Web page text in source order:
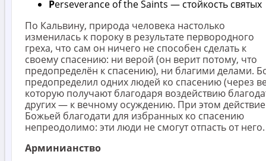
Perseverance of the Saints — стойкость святых
По Кальвину, природа человека настолько
изменилась к пороку в результате первородного
греха, что сам он ничего не способен сделать к
своему спасению: ни верой (он верит потому, что
предопределён к спасению), ни благими делами.
предопределил одних людей ко спасению (через
которую получают благодаря воздействию
других — к вечному осуждению. При этом действие
Божьей благодати для избранных ко спасению
непреодолимо: эти люди не смогут отпасть от него.
Арминианство